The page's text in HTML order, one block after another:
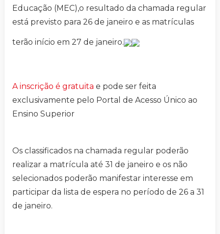
Educação (MEC),o resultado da chamada regular
está previsto para 26 de janeiro e as matrículas
terão início em 27 de janeiro.
A inscrição é gratuita e pode ser feita
exclusivamente pelo Portal de Acesso Único ao
Ensino Superior
Os classificados na chamada regular poderão
realizar a matrícula até 31 de janeiro e os não
selecionados poderão manifestar interesse em
participar da lista de espera no período de 26 a 31
de janeiro.